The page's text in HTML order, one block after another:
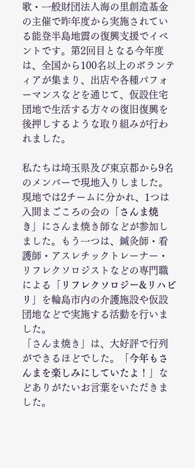
歌・一般財団法人海の里創造基金
の主催で昨年度から実施されてい
る能登半島地震の復興支援でイベ
ントです。第2回目となる今年度
は、全国から100名以上のボランテ
ィアが集まり、出店や各種パフォ
ーマンスなどを通じて、仮設住宅
団地で生活する方々の復旧復興を
後押しするような取り組みが行わ
れました。
私たちは埼玉県及び東京都から9名
のメンバーで現地入りしました。
現地では2チームに分かれ、1つは
入間まごころの会の「
さんま焼
き
」にさんま焼き師などが参加し
ました。もう一つは、鍼灸師・看
護師・アスレチックトレーナー・
リフレクソロジストなどの専門職
による「
リフレクソロジー&リハビ
リ
」を輪島市内の介護施設や仮設
団地などで実施する活動を行いま
した。
「さんま焼き」は、大好評で行列
ができるほどでした。「 今年もさ
んまを楽しみにしていたよ
！」な
どありがたいお言葉をいただきま
した。